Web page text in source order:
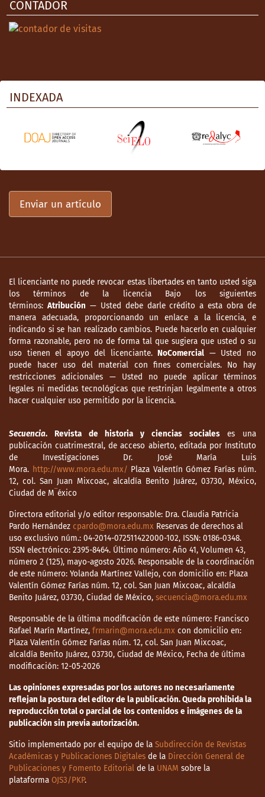
Chile.
Duarte, A. (1963). A propósito del control de
la mortalidad infantil en un consultorio
semirrural. Revista Médica de Chile, 34(4),
Errázuriz, A. (1938). El campesino chileno y
33.
Espinosa, N. (1961). Realidad de la atención
médica rural de Chile. Revista Médica de
nutrición en América Latina y el Caribe
2020.https://doi.org/10.4060/cb2242es
Fernández, H. (1940). Necesidad diaria de
vitamina C en el lactante (tesis médico
cirujano inédita). Universidad de Chile.
Figueroa, E. (1951). El consultorio externo del
Hospital de Niños y su misión médico-
social. Imprenta El Esfuerzo.
Chile. Revista de Medicina Preventiva y
Social, 1(1), 23-52.
Frens-String, J. (2021). Hangry for revolution.
The politics of food and the making of
Fuente, M. de la, Gamarra, O. y Mansilla, S.
(1986). Desnutrición como causa originaria
de muerte según Anuario de Defunciones.
Chile 1970-1983. Pediatría, 29(1), 30-34.
Garretón, A. (1941). Algunas reflexiones de
orden práctico acerca de las vitaminas.
Imprenta y Litografía Leblanc.
Goldsmith, J. (2017). Milk makes state: the
extension and implementation of Chile’s
state milk programs, 1901-1971. Revista
Historia, 50(1), 79-104.
http://dx.doi.org/10.4067/S0717-
71942017000100003
González, R. (1935). Cómo se alimenta la
familia obrera en Santiago. Revista de
Medicina y Alimentación, 2(1), 15-25.
CONTADOR
INDEXADA
Enviar un artículo
El licenciante no puede revocar estas libertades en tanto usted siga
los términos de la licencia Bajo los siguientes
términos: Atribución — Usted debe darle crédito a esta obra de
manera adecuada, proporcionando un enlace a la licencia, e
indicando si se han realizado cambios. Puede hacerlo en cualquier
forma razonable, pero no de forma tal que sugiera que usted o su
uso tienen el apoyo del licenciante.NoComercial — Usted no
puede hacer uso del material con fines comerciales. No hay
restricciones adicionales — Usted no puede aplicar términos
legales ni medidas tecnológicas que restrinjan legalmente a otros
hacer cualquier uso permitido por la licencia.
Secuencia. Revista de historia y ciencias socialeses una
publicación cuatrimestral, de acceso abierto, editada por Instituto
de Investigaciones Dr. José María Luis
Mora. http://www.mora.edu.mx/ Plaza Valentín Gómez Farías núm.
12, col. San Juan Mixcoac, alcaldía Benito Juárez, 03730, México,
Ciudad de M¨éxico
Directora editorial y/o editor responsable: Dra. Claudia Patricia
Pardo Hernández cpardo@mora.edu.mx Reservas de derechos al
uso exclusivo núm.: 04-2014-072511422000-102, ISSN: 0186-0348.
ISSN electrónico: 2395-8464. Último número: Año 41, Volumen 43,
número 2 (125), mayo-agosto 2026. Responsable de la coordinación
de este número: Yolanda Martínez Vallejo, con domicilio en: Plaza
Valentín Gómez Farías núm. 12, col. San Juan Mixcoac, alcaldía
Benito Juárez, 03730, Ciudad de México, secuencia@mora.edu.mx
Responsable de la última modificación de este número: Francisco
Rafael Marín Martínez, frmarin@mora.edu.mx con domicilio en:
Plaza Valentín Gómez Farías núm. 12, col. San Juan Mixcoac,
alcaldía Benito Juárez, 03730, Ciudad de México, Fecha de última
modificación: 12-05-2026
Las opiniones expresadas por los autores no necesariamente
reflejan la postura del editor de la publicación. Queda prohibida la
reproducción total o parcial de los contenidos e imágenes de la
publicación sin previa autorización.
Sitio implementado por el equipo de la Subdirección de Revistas
Académicas y Publicaciones Digitales de la Dirección General de
Publicaciones y Fomento Editorial de la UNAM sobre la
plataforma OJS3/PKP.